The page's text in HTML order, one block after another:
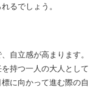
るでしょう。
自立感が高まります。
持つ一人の大人として
に向かって進む際の自